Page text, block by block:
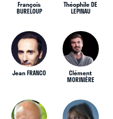
François
BURELOUP
Théophile DE
LEPINAU
Jean FRANCO Clément
MORINIÈRE